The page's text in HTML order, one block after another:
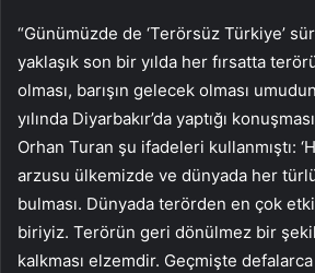
“Günümüzde de ‘Terörsüz Türkiye’
yaklaşık son bir yılda her fırsatta
olması, barışın gelecek olması
yılında Diyarbakır’da yaptığı
Orhan Turan şu ifadeleri kullanmıştı:
arzusu ülkemizde ve dünyada her
bulması. Dünyada terörden en çok
biriyiz. Terörün geri dönülmez bir
kalkması elzemdir. Geçmişte